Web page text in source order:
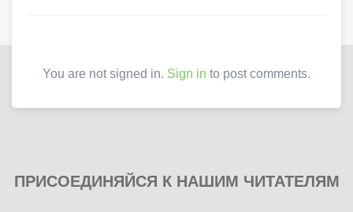
You are not signed in. Sign in to post comments.
ПРИСОЕДИНЯЙСЯ К НАШИМ ЧИТАТЕЛЯМ